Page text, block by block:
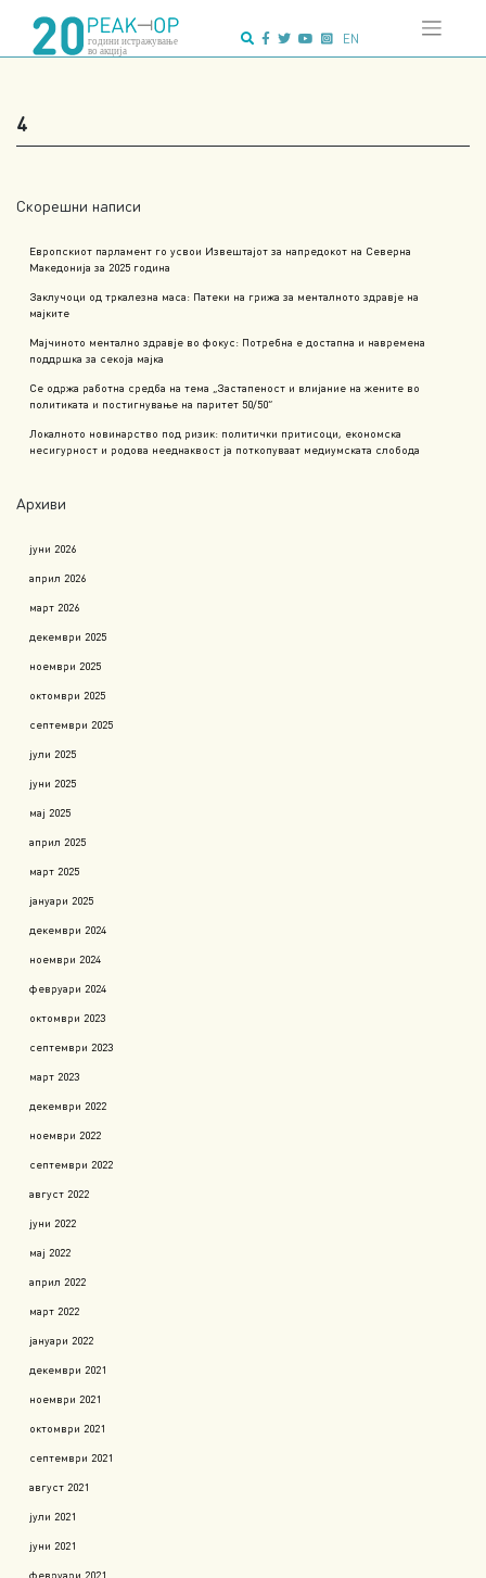
content
EN
4
Скорешни написи
Европскиот парламент го усвои Извештајот за напредокот на Северна
Македонија за 2025 година
Заклучоци од тркалезна маса: Патеки на грижа за менталното здравје на
мајките
Мајчиното ментално здравје во фокус: Потребна е достапна и навремена
поддршка за секоја мајка
Се одржа работна средба на тема „Застапеност и влијание на жените во
политиката и постигнување на паритет 50/50“
Локалното новинарство под ризик: политички притисоци, економска
несигурност и родова нееднаквост ја поткопуваат медиумската слобода
Архиви
јуни 2026
април 2026
март 2026
декември 2025
ноември 2025
октомври 2025
септември 2025
јули 2025
јуни 2025
мај 2025
април 2025
март 2025
јануари 2025
декември 2024
ноември 2024
февруари 2024
октомври 2023
септември 2023
март 2023
декември 2022
ноември 2022
септември 2022
август 2022
јуни 2022
мај 2022
април 2022
март 2022
јануари 2022
декември 2021
ноември 2021
октомври 2021
септември 2021
август 2021
јули 2021
јуни 2021
февруари 2021